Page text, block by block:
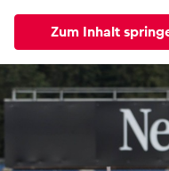
Zum Inhalt
News